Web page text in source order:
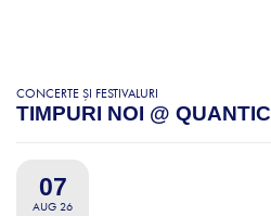
CONCERTE ȘI FESTIVALURI
TIMPURI NOI @ QUANTIC
07
AUG 26